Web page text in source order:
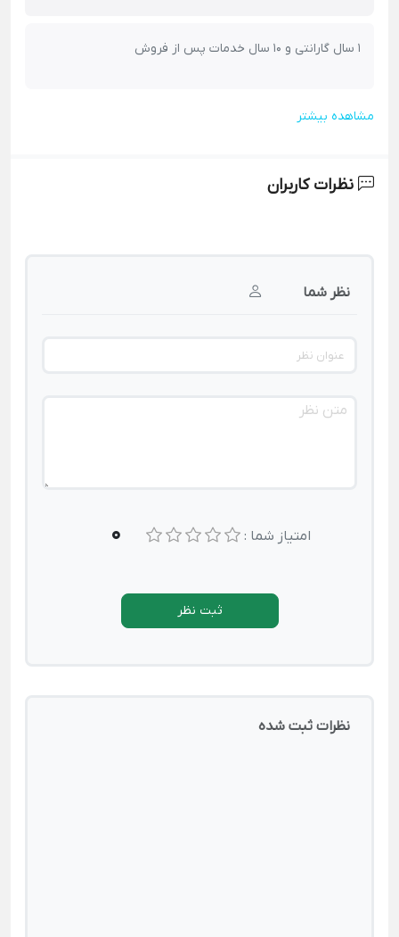
1 سال گارانتی و 10 سال خدمات پس از فروش
مشاهده بیشتر
نظرات کاربران
نظر شما
امتیاز شما : 0
ثبت نظر
نظرات ثبت شده